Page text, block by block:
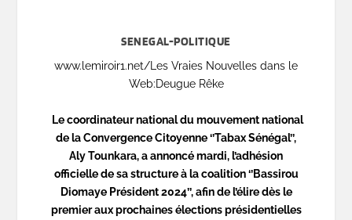
SENEGAL-POLITIQUE
www.lemiroir1.net/Les Vraies Nouvelles dans le
Web:Deugue Rêke
Le coordinateur national du mouvement national
de la Convergence Citoyenne ‘’Tabax Sénégal’’,
Aly Tounkara, a annoncé mardi, l’adhésion
officielle de sa structure à la coalition ‘’Bassirou
Diomaye Président 2024’’, afin de l’élire dès le
premier aux prochaines élections présidentielles